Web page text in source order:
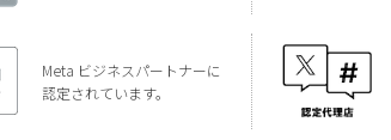
Meta ビジネスパートナーに
認定されています。